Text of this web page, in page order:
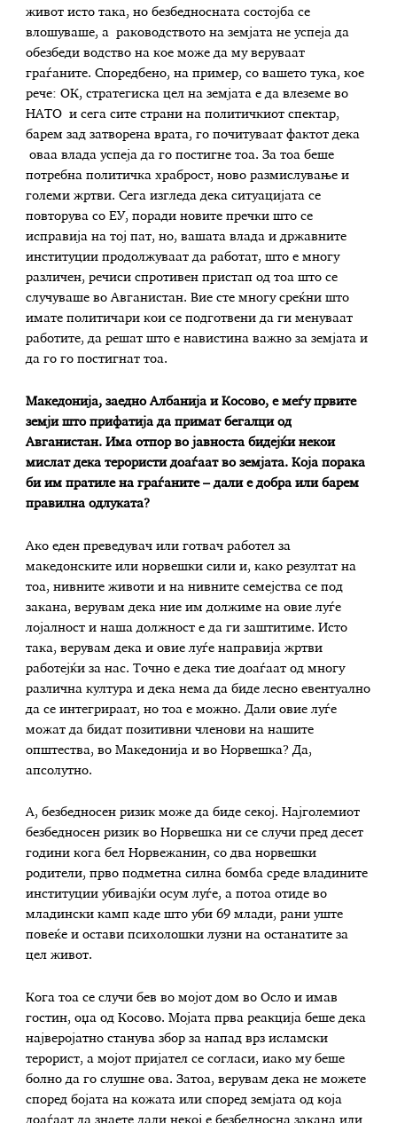
живот исто така, но безбедносната состојба се
влошуваше, а раководството на земјата не успеја да
обезбеди водство на кое може да му веруваат
граѓаните. Споредбено, на пример, со вашето тука, кое
рече: ОК, стратегиска цел на земјата е да влеземе во
НАТО и сега сите страни на политичкиот спектар,
барем зад затворена врата, го почитуваат фактот дека
оваа влада успеја да го постигне тоа. За тоа беше
потребна политичка храброст, ново размислување и
големи жртви. Сега изгледа дека ситуацијата се
повторува со ЕУ, поради новите пречки што се
исправија на тој пат, но, вашата влада и државните
институции продолжуваат да работат, што е многу
различен, речиси спротивен пристап од тоа што се
случуваше во Авганистан. Вие сте многу среќни што
имате политичари кои се подготвени да ги менуваат
работите, да решат што е навистина важно за земјата и
да го го постигнат тоа.
Македонија, заедно Албанија и Косово, е меѓу првите
земји што прифатија да примат бегалци од
Авганистан. Има отпор во јавноста бидејќи некои
мислат дека терористи доаѓаат во земјата. Која порака
би им пратиле на граѓаните – дали е добра или барем
правилна одлуката?
Ако еден преведувач или готвач работел за
македонските или норвешки сили и, како резултат на
тоа, нивните животи и на нивните семејства се под
закана, верувам дека ние им должиме на овие луѓе
лојалност и наша должност е да ги заштитиме. Исто
така, верувам дека и овие луѓе направија жртви
работејќи за нас. Точно е дека тие доаѓаат од многу
различна култура и дека нема да биде лесно евентуално
да се интегрираат, но тоа е можно. Дали овие луѓе
можат да бидат позитивни членови на нашите
општества, во Македонија и во Норвешка? Да,
апсолутно.
А, безбедносен ризик може да биде секој. Најголемиот
безбедносен ризик во Норвешка ни се случи пред десет
години кога бел Норвежанин, со два норвешки
родители, прво подметна силна бомба среде владините
институции убивајќи осум луѓе, а потоа отиде во
младински камп каде што уби 69 млади, рани уште
повеќе и остави психолошки лузни на останатите за
цел живот.
Кога тоа се случи бев во мојот дом во Осло и имав
гостин, оџа од Косово. Мојата прва реакција беше дека
најверојатно станува збор за напад врз исламски
терорист, а мојот пријател се согласи, иако му беше
болно да го слушне ова. Затоа, верувам дека не можете
според бојата на кожата или според земјата од која
доаѓаат да знаете дали некој е безбедносна закана или